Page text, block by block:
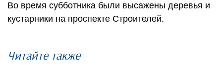
Во время субботника были высажены деревья и
кустарники на проспекте Строителей.
Читайте также